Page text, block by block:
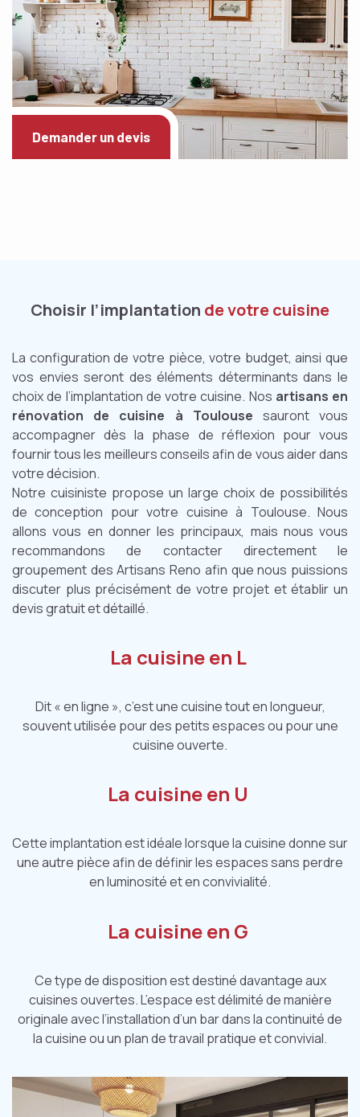
Demander un devis
Choisir l’implantation de votre cuisine
La configuration de votre pièce, votre budget, ainsi que
vos envies seront des éléments déterminants dans le
choix de l’implantation de votre cuisine. Nos artisans en
rénovation de cuisine à Toulouse sauront vous
accompagner dès la phase de réflexion pour vous
fournir tous les meilleurs conseils afin de vous aider dans
votre décision.
Notre cuisiniste propose un large choix de possibilités
de conception pour votre cuisine à Toulouse. Nous
allons vous en donner les principaux, mais nous vous
recommandons de contacter directement le
groupement des Artisans Reno afin que nous puissions
discuter plus précisément de votre projet et établir un
devis gratuit et détaillé.
La cuisine en L
Dit « en ligne », c’est une cuisine tout en longueur,
souvent utilisée pour des petits espaces ou pour une
cuisine ouverte.
La cuisine en U
Cette implantation est idéale lorsque la cuisine donne sur
une autre pièce afin de définir les espaces sans perdre
en luminosité et en convivialité.
La cuisine en G
Ce type de disposition est destiné davantage aux
cuisines ouvertes. L’espace est délimité de manière
originale avec l’installation d’un bar dans la continuité de
la cuisine ou un plan de travail pratique et convivial.